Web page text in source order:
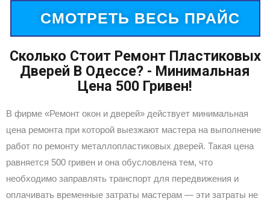
СМОТРЕТЬ ВЕСЬ ПРАЙС
Сколько Стоит Ремонт Пластиковых
Дверей В Одессе? - Минимальная
Цена 500 Гривен!
В фирме «Ремонт окон и дверей» действует минимальная
цена ремонта при которой выезжают мастера на выполнение
работ по ремонту металлопластиковых дверей. Такая цена
равняется 500 гривен и она обусловлена тем, что
необходимо заправлять транспорт для передвижения и
оплачивать временные затраты мастерам — эти затраты не